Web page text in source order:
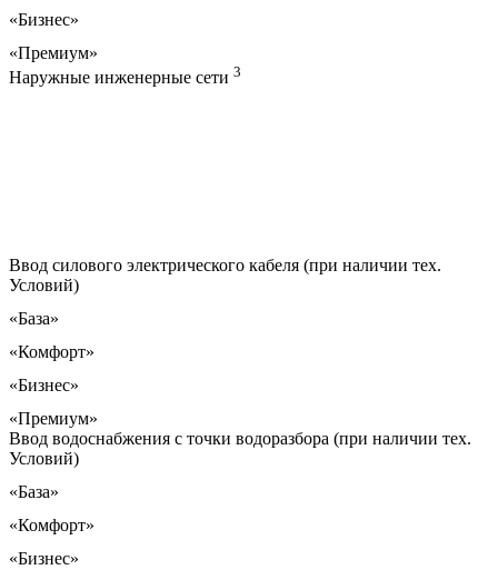
«Бизнес»
«Премиум»
Наружные инженерные сети 3
Ввод силового электрического кабеля (при наличии тех.
Условий)
«База»
«Комфорт»
«Бизнес»
«Премиум»
Ввод водоснабжения с точки водоразбора (при наличии тех.
Условий)
«База»
«Комфорт»
«Бизнес»